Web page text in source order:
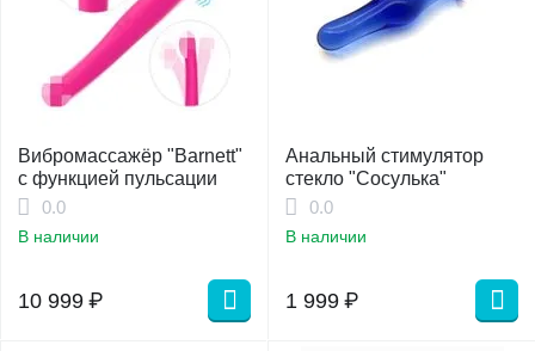
Вибромассажёр "Barnett"
с функцией пульсации
0.0
В наличии
10 999 ₽
Анальный стимулятор
стекло "Сосулька"
0.0
В наличии
1 999 ₽